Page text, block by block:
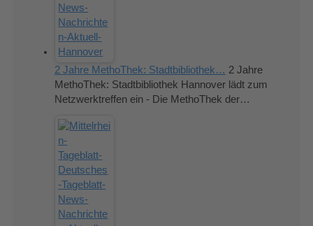
2 Jahre MethoThek: Stadtbibliothek… 2 Jahre
MethoThek: Stadtbibliothek Hannover lädt zum
Netzwerktreffen ein - Die MethoThek der…